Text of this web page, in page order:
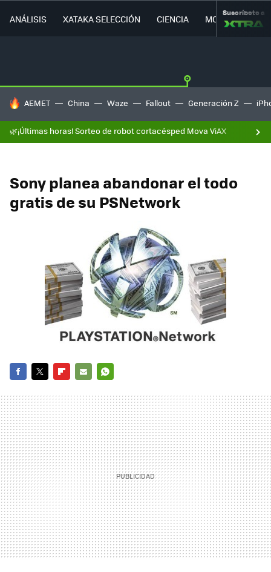
ANÁLISIS XATAKA SELECCIÓN CIENCIA MOVILIDAD
Suscríbete a
HOY SE HABLA DE
AEMET China Waze Fallout Generación Z
🌿¡Últimas horas! Sorteo de robot cortacésped Mova ViAX
Sony planea abandonar el todo
gratis de su PSNetwork
MAIL